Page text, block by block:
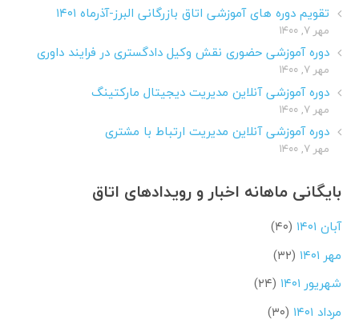
تقویم دوره های آموزشی اتاق بازرگانی البرز-آذرماه ۱۴۰۱
مهر ۷, ۱۴۰۰
دوره آموزشی حضوری نقش وکیل دادگستری در فرایند داوری
مهر ۷, ۱۴۰۰
دوره آموزشی آنلاین مدیریت دیجیتال مارکتینگ
مهر ۷, ۱۴۰۰
دوره آموزشی آنلاین مدیریت ارتباط با مشتری
مهر ۷, ۱۴۰۰
بایگانی ماهانه اخبار و رویدادهای اتاق
آبان ۱۴۰۱
(۴۰)
مهر ۱۴۰۱
(۳۲)
شهریور ۱۴۰۱
(۲۴)
مرداد ۱۴۰۱
(۳۰)